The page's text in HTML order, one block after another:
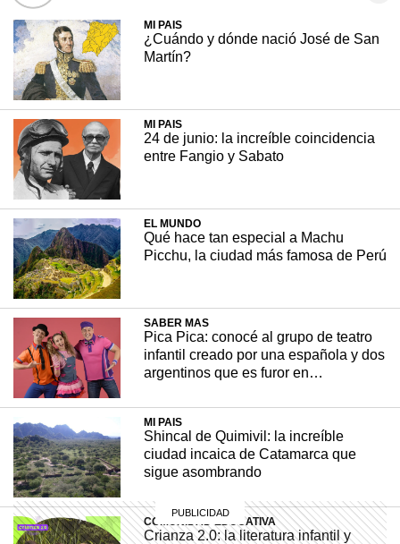
Se encuentra en Marruecos, tiene cerca de
50.000 habitantes y conserva, en algunos
sectores, el diseño de su trazado original.
+ INTERESANTE 23 agosto, 2023
MI PAIS
¿Cuándo y dónde nació José de San
Martín?
MI PAIS
24 de junio: la increíble coincidencia
entre Fangio y Sabato
EL MUNDO
Qué hace tan especial a Machu
Picchu, la ciudad más famosa de Perú
SABER MAS
Pica Pica: conocé al grupo de teatro
infantil creado por una española y dos
argentinos que es furor en
MI PAIS
Shincal de Quimivil: la increíble
ciudad incaica de Catamarca que
sigue asombrando
COMUNIDAD EDUCATIVA
Crianza 2.0: la literatura infantil y